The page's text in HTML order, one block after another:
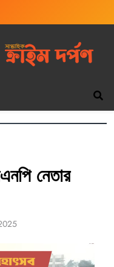
নেতার